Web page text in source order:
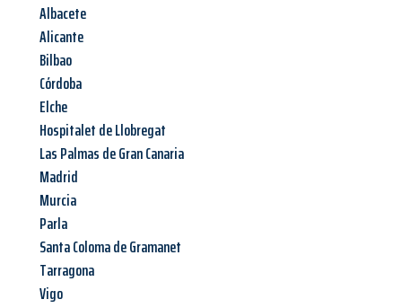
Albacete
Alicante
Bilbao
Córdoba
Elche
Hospitalet de Llobregat
Las Palmas de Gran Canaria
Madrid
Murcia
Parla
Santa Coloma de Gramanet
Tarragona
Vigo